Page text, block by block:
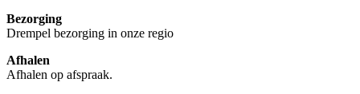
Bezorging
Drempel bezorging in onze regio
Afhalen
Afhalen op afspraak.